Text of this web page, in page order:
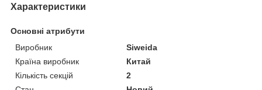
Характеристики
Основні атрибути
Виробник
Siweida
Країна виробник
Китай
Кількість секцій
2